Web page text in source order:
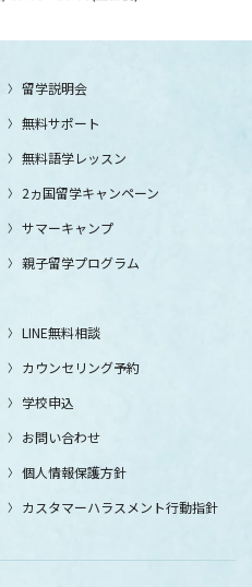
留学説明会
無料サポート
無料語学レッスン
2ヵ国留学キャンペーン
サマーキャンプ
親子留学プログラム
LINE無料相談
カウンセリング予約
学校申込
お問い合わせ
個人情報保護方針
カスタマーハラスメント行動指針